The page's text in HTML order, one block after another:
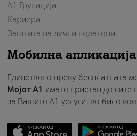
А1 Групација
Кариера
Заштита на лични податоци
Мобилна апликација
Единствено преку бесплатната
Мојот A1 имате пристап до
за Вашите A1 услуги, во било